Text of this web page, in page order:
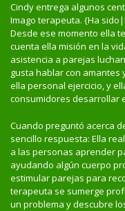
Cindy entrega algunos
Imago terapeuta. {Ha
Desde ese momento ella
cuenta ella misión en la
asistencia a parejas
gusta hablar con
ella personal ejercicio, y
consumidores desarrollar
Cuando preguntó acerca
sencillo respuesta: Ella
a las personas aprender
ayudando algún cuerpo
estimular parejas para
terapeuta se sumerge
un problema y descubre